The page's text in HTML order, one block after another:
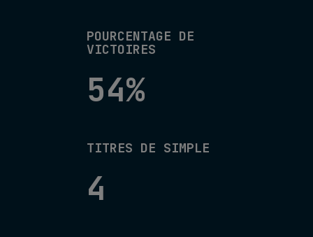
POURCENTAGE DE
VICTOIRES
54%
TITRES DE SIMPLE
4